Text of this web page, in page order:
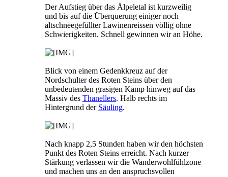
Der Aufstieg über das Älpeletal ist kurzweilig
und bis auf die Überquerung einiger noch
altschneegefüllter Lawinenreissen völlig ohne
Schwierigkeiten. Schnell gewinnen wir an Höhe.
Blick von einem Gedenkkreuz auf der
Nordschulter des Roten Steins über den
unbedeutenden grasigen Kamp hinweg auf das
Massiv des Thanellers. Halb rechts im
Hintergrund der Säuling.
Nach knapp 2,5 Stunden haben wir den höchsten
Punkt des Roten Steins erreicht. Nach kurzer
Stärkung verlassen wir die Wanderwohlfühlzone
und machen uns an den anspruchsvollen